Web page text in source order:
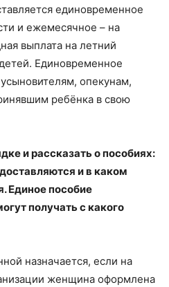
единовременное
и ежемесячное – на
выплата на летний
Единовременное
опекунам,
ребёнка в свою
и рассказать о пособиях:
и в каком
Единое пособие
получать с какого
назначается, если на
женщина оформлена